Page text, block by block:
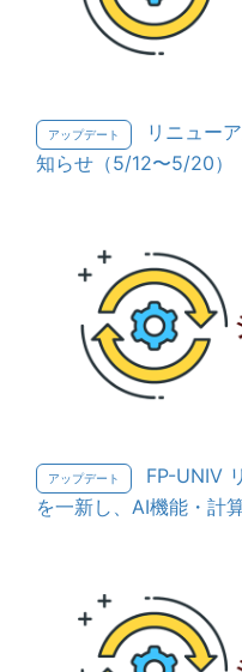
アップデート
リニュー
知らせ（5/12〜5/20）
アップデート
FP-UNIV
を一新し、AI機能・計